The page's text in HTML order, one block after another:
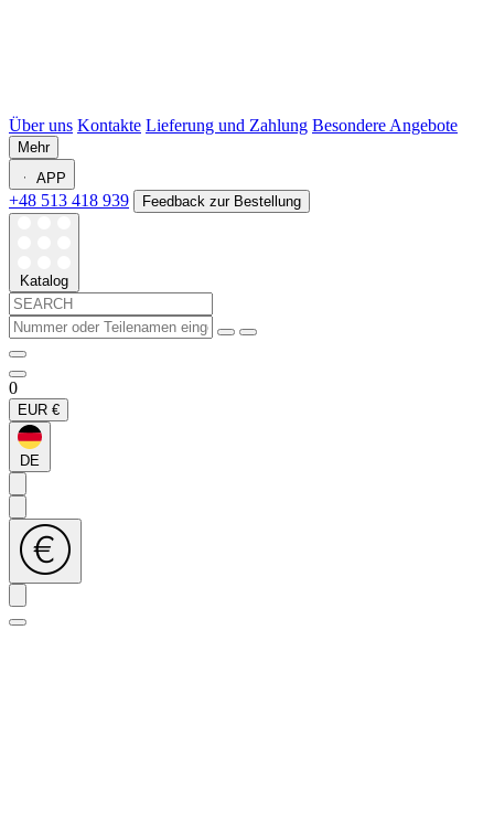
Über uns Kontakte Lieferung und Zahlung Besondere Angebote
Mehr
APP
+48 513 418 939 Feedback zur Bestellung
Katalog
0
EUR €
DE